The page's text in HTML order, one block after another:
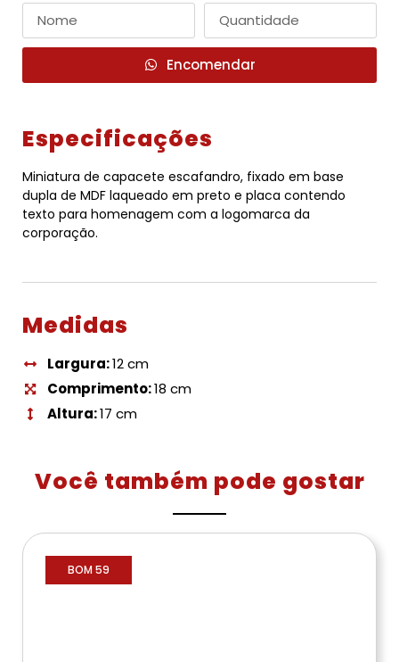
Encomendar
Especificações
Miniatura de capacete escafandro, fixado em base
dupla de MDF laqueado em preto e placa contendo
texto para homenagem com a logomarca da
corporação.
Medidas
Largura:12 cm
Comprimento:18 cm
Altura:17 cm
Você também pode gostar
BOM 59